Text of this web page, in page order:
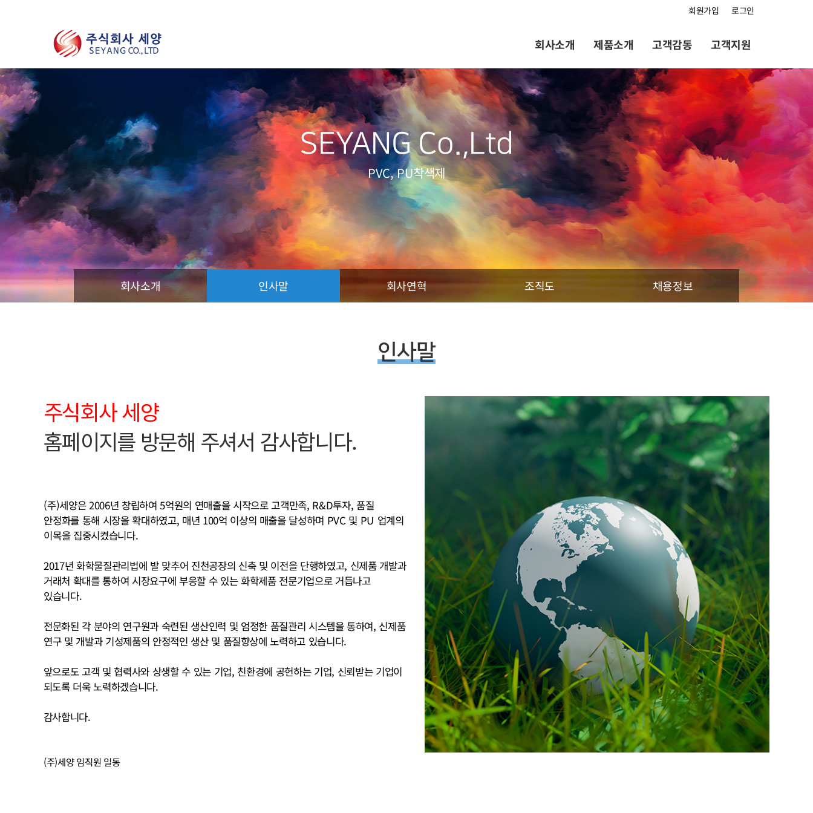
회원가입 로그인
회사소개 제품소개 고객감동 고객지원
SEYANG Co.,Ltd
PVC, PU착색제
회사소개 인사말 회사연혁 조직도 채용정보
인사말
주식회사 세양
홈페이지를 방문해 주셔서 감사합니다.
(주)세양은 2006년 창립하여 5억원의 연매출을 시작으로 고객만족, R&D투자, 품질
안정화를 통해 시장을 확대하였고, 매년 100억 이상의 매출을 달성하며 PVC 및 PU 업계의
이목을 집중시켰습니다.
2017년 화학물질관리법에 발 맞추어 진천공장의 신축 및 이전을 단행하였고, 신제품 개발과
거래처 확대를 통하여 시장요구에 부응할 수 있는 화학제품 전문기업으로 거듭나고
있습니다.
전문화된 각 분야의 연구원과 숙련된 생산인력 및 엄정한 품질관리 시스템을 통하여, 신제품
연구 및 개발과 기성제품의 안정적인 생산 및 품질향상에 노력하고 있습니다.
앞으로도 고객 및 협력사와 상생할 수 있는 기업, 친환경에 공헌하는 기업, 신뢰받는 기업이
되도록 더욱 노력하겠습니다.
감사합니다.
(주)세양 임직원 일동